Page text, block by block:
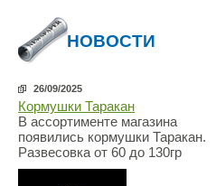
НОВОСТИ
26/09/2025
Кормушки Таракан
В ассортименте магазина
появились кормушки Таракан.
Развесовка от 60 до 130гр